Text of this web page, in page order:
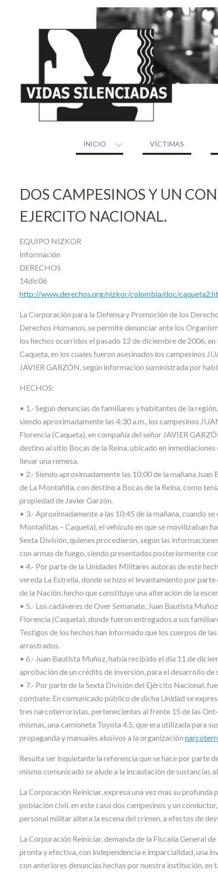
INICIO VÍCTIMAS
DOS CAMPESINOS Y UN
EJERCITO NACIONAL.
EQUIPO NIZKOR
Información
DERECHOS
14dic06
http://www.derechos.org/nizkor/colombia/doc/
La Corporación para la Defensa y Promoción de los
Derechos Humanos, se permite denunciar ante los
los hechos ocurridos el pasado 12 de diciembre de 2006,
Caqueta, en los cuales fueron asesinados los campesinos
JAVIER GARZÓN, según información suministrada por
HECHOS:
• 1.- Según denuncias de familiares y habitantes de la
siendo aproximadamente las 4:30 a.m., los campesinos
Florencia (Caqueta), en compañía del señor JAVIER
destino al sitio Bocas de la Reina, ubicado en
llevar una remesa.
• 2.- Siendo aproximadamente las 10:00 de la mañana
de La Montañita, con destino a Bocas de la Reina, como
propiedad de Javier Garzón.
• 3.- Aproximadamente a las 10:45 de la mañana, cuando
Montañitas – Caqueta), el vehículo en que se movilizaban
Sexta División, quienes procedieron, según las
con armas de fuego, siendo presentados posteriormente
• 4.- Por parte de la Unidades Militares autoras de este
vereda La Estrella, donde se hizo el levantamiento por
de la Nación, hecho que constituye una alteración de la
• 5.- Los cadáveres de Over Semanate, Juan Bautista
Florencia (Caqueta), donde fueron entregados a sus
Testigos de los hechos han informado que los cuerpos de
arrastrados.
• 6.- Juan Bautista Muñoz, había recibido el día 11 de
aprobación de un crédito de inversión, para el desarrollo
• 7.- Por parte de la Sexta División del Ejército Nacional,
combate. En comunicado público de dicha Unidad se
tres narcoterroristas, pertenecientes al frente 15 de las
mismas, una camioneta Toyota 4.5, que era utilizada para
propaganda y manuales alusivos a la organización
Resulta ser inquietante la referencia que se hace por parte
mismo comunicado se alude a la incautación de sustancias
La Corporación Reiniciar, expresa una vez mas su
población civil, en este caso dos campesinos y un
personal militar altera la escena del crimen, a efectos de
La Corporación Reiniciar, demanda de la Fiscalía General
pronta y efectiva, con independencia e imparcialidad, una
con anteriores denuncias hechas por nuestra institución,